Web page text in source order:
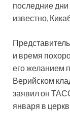
последние
известно,
и время
его желанием
Верийском
заявил он
января в